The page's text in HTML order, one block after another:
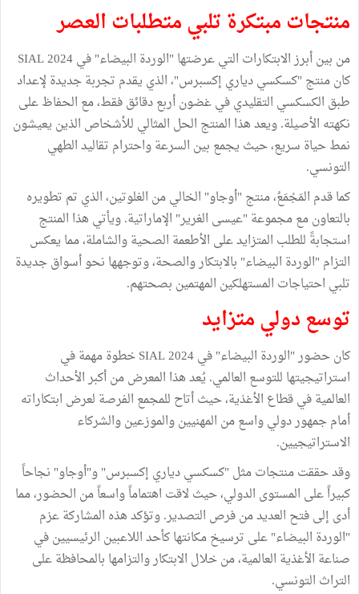
منتجات مبتكرة تلبي متطلبات العصر
من بين أبرز الابتكارات التي عرضتها "الوردة البيضاء" في SIAL 2024
كان منتج "كسكسي دياري إكسبرس"، الذي يقدم تجربة جديدة لإعداد
طبق الكسكسي التقليدي في غضون أربع دقائق فقط، مع الحفاظ على
نكهته الأصيلة. ويعد هذا المنتج الحل المثالي للأشخاص الذين يعيشون
نمط حياة سريع، حيث يجمع بين السرعة واحترام تقاليد الطهي
التونسي.
كما قدم المَجْمَعُ، منتج "أوجاو" الخالي من الغلوتين، الذي تم تطويره
بالتعاون مع مجموعة "عيسى الغرير" الإماراتية. ويأتي هذا المنتج
استجابةً للطلب المتزايد على الأطعمة الصحية والشاملة، مما يعكس
التزام "الوردة البيضاء" بالابتكار والصحة، وتوجهها نحو أسواق جديدة
تلبي احتياجات المستهلكين المهتمين بصحتهم.
توسع دولي متزايد
كان حضور "الوردة البيضاء" في SIAL 2024 خطوة مهمة في
استراتيجيتها للتوسع العالمي. يُعد هذا المعرض من أكبر الأحداث
العالمية في قطاع الأغذية، حيث أتاح للمجمع الفرصة لعرض ابتكاراته
أمام جمهور دولي واسع من المهنيين والموزعين والشركاء
الاستراتيجيين.
وقد حققت منتجات مثل "كسكسي دياري إكسبرس" و"أوجاو" نجاحاً
كبيراً على المستوى الدولي، حيث لاقت اهتماماً واسعاً من الحضور، مما
أدى إلى فتح العديد من فرص التصدير. وتؤكد هذه المشاركة عزم
"الوردة البيضاء" على ترسيخ مكانتها كأحد اللاعبين الرئيسيين في
صناعة الأغذية العالمية، من خلال الابتكار والتزامها بالمحافظة على
التراث التونسي.